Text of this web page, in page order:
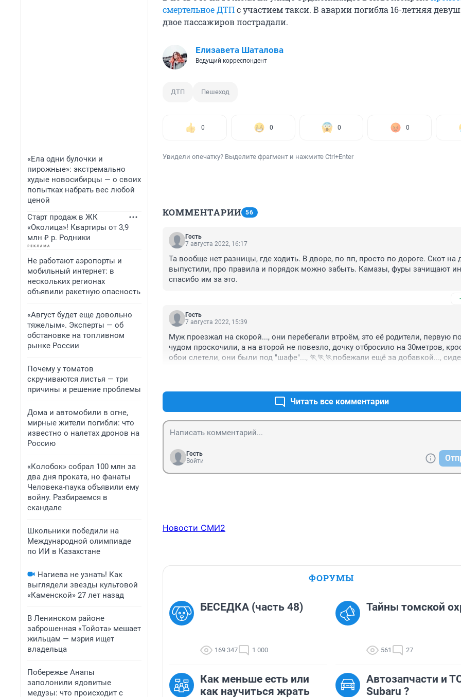
«Ела одни булочки и
пирожные»: экстремально
худые новосибирцы — о своих
попытках набрать вес любой
ценой
Старт продаж в ЖК
«Околица»! Квартиры от 3,9
млн ₽ р. Родники
Не работают аэропорты и
мобильный интернет: в
нескольких регионах
объявили ракетную опасность
«Август будет еще довольно
тяжелым». Эксперты — об
обстановке на топливном
рынке России
Почему у томатов
скручиваются листья — три
причины и решение проблемы
Дома и автомобили в огне,
мирные жители погибли: что
известно о налетах дронов на
Россию
«Колобок» собрал 100 млн за
два дня проката, но фанаты
Человека-паука объявили ему
войну. Разбираемся в
скандале
Школьники победили на
Международной олимпиаде
по ИИ в Казахстане
Нагиева не узнать! Как
выглядели звезды культовой
«Каменской» 27 лет назад
В Ленинском районе
заброшенная «Тойота» мешает
жильцам — мэрия ищет
владельца
Побережье Анапы
заполонили ядовитые
медузы: что происходит с
смертельное ДТПс участием такси. В аварии погибла 16-летняя
двое пассажиров пострадали.
Елизавета Шаталова
Ведущий корреспондент
ДТП Пешеход
0 0 0 0
Увидели опечатку? Выделите фрагмент и нажмите Ctrl+Enter
КОММЕНТАРИИ 56
Гость
7 августа 2022, 16:17
Та вообще нет разницы, где ходить. В дворе, по пп, просто по дороге. Скот на
выпустили, про правила и порядок можно забыть. Камазы, фуры зачищают
спасибо им за это.
Гость
7 августа 2022, 15:39
Муж проезжал на скорой..., они перебегали втроём, это её родители, первую
чудом проскочили, а на второй не повезло, дочку отбросило на 30метров,
обои слетели, они были под "шафе"..., 🏃🏃🏃побежали ещё за добавкой...,
Читать все комментарии
Гость
Войти
Новости СМИ2
ФОРУМЫ
БЕСЕДКА (часть 48)
169 347 1 000
Тайны томской
561 27
Как меньше есть или
как научиться жрать
Автозапчасти и
Subaru ?